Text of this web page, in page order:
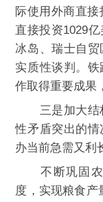
际使用外商直
直接投资1029
冰岛、瑞士自
实质性谈判。
作取得重要成果
三是加大结构
性矛盾突出的
办当前急需又利
不断巩固农
度，实现粮食产